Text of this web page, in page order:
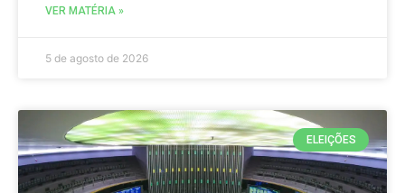
VER MATÉRIA »
5 de agosto de 2026
ELEIÇÕES